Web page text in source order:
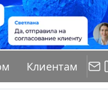
Клиентам